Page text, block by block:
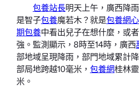
包養站長明天上午，廣西降
是智子包養魔若木？就是包養網
期包養中看出兒子在想什麼，或
強。監測顯示，8時至14時，廣西
部地域呈現降雨，部門地域累計
部局地跨越10毫米， 包養網桂林靈
米。